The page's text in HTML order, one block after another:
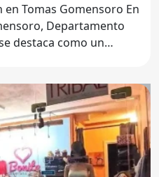
Tomas Gomensoro En
Departamento
destaca como un